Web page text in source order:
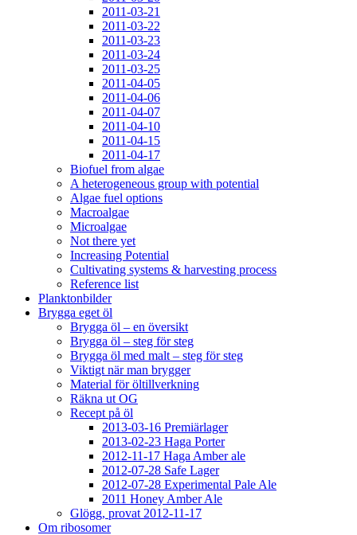
2011-03-21
2011-03-22
2011-03-23
2011-03-24
2011-03-25
2011-04-05
2011-04-06
2011-04-07
2011-04-10
2011-04-15
2011-04-17
Biofuel from algae
A heterogeneous group with potential
Algae fuel options
Macroalgae
Microalgae
Not there yet
Increasing Potential
Cultivating systems & harvesting process
Reference list
Planktonbilder
Brygga eget öl
Brygga öl – en översikt
Brygga öl – steg för steg
Brygga öl med malt – steg för steg
Viktigt när man brygger
Material för öltillverkning
Räkna ut OG
Recept på öl
2013-03-16 Premiärlager
2013-02-23 Haga Porter
2012-11-17 Haga Amber ale
2012-07-28 Safe Lager
2012-07-28 Experimental Pale Ale
2011 Honey Amber Ale
Glögg, provat 2012-11-17
Om ribosomer